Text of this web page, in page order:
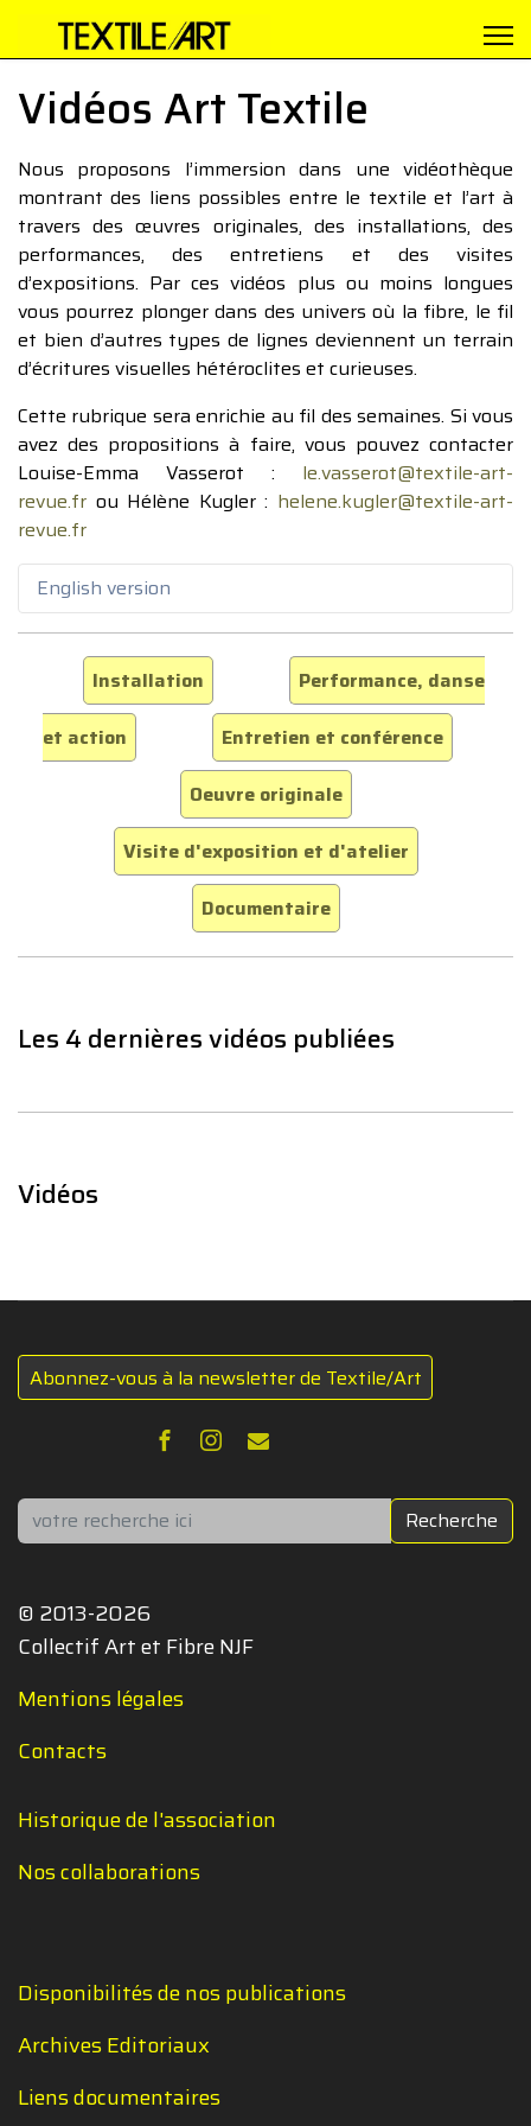
Vidéos Art Textile
Nous proposons l’immersion dans une vidéothèque
montrant des liens possibles entre le textile et l’art à
travers des œuvres originales, des installations, des
performances, des entretiens et des visites
d’expositions. Par ces vidéos plus ou moins longues
vous pourrez plonger dans des univers où la fibre, le fil
et bien d’autres types de lignes deviennent un terrain
d’écritures visuelles hétéroclites et curieuses.
Cette rubrique sera enrichie au fil des semaines. Si vous
avez des propositions à faire, vous pouvez contacter
Louise-Emma Vasserot : le.vasserot@textile-art-
revue.fr ou Hélène Kugler : helene.kugler@textile-art-
revue.fr
English version
Installation
Performance, danse
et action
Entretien et conférence
Oeuvre originale
Visite d'exposition et d'atelier
Documentaire
Les 4 dernières vidéos publiées
Vidéos
Abonnez-vous à la newsletter de Textile/Art
Rechercher Recherche
© 2013-2026
Collectif Art et Fibre NJF
Mentions légales
Contacts
Historique de l'association
Nos collaborations
Disponibilités de nos publications
Archives Editoriaux
Liens documentaires